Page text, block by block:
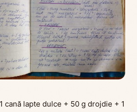
cană lapte dulce + 50 g drojdie + 1